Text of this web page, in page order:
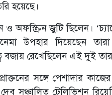
হয়েছে।
জুটি ছিলেন।
উপহার দিয়েছেন
বজায় রেখেছিলেন এই দুই
সঙ্গে পেশাদার
টেলিভিশন